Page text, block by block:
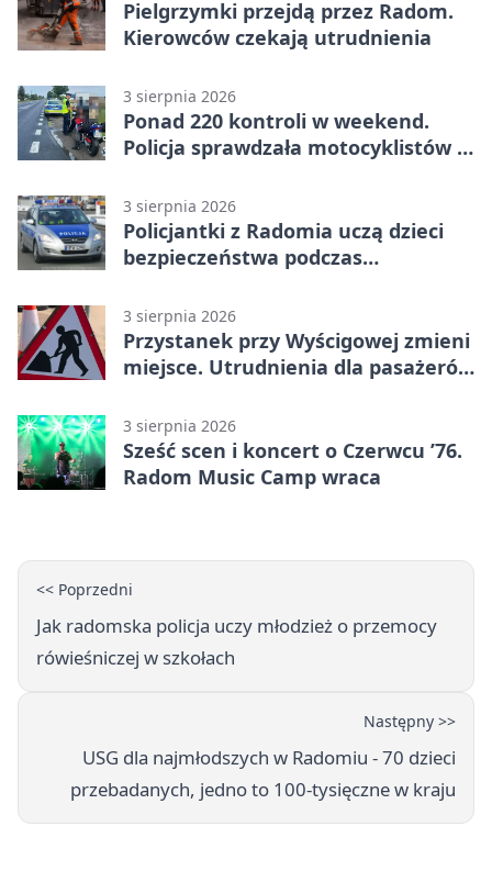
Pielgrzymki przejdą przez Radom.
Kierowców czekają utrudnienia
3 sierpnia 2026
Ponad 220 kontroli w weekend.
Policja sprawdzała motocyklistów w
3 sierpnia 2026
Policjantki z Radomia uczą dzieci
bezpieczeństwa podczas
3 sierpnia 2026
Przystanek przy Wyścigowej zmieni
miejsce. Utrudnienia dla pasażerów
3 sierpnia 2026
Sześć scen i koncert o Czerwcu ’76.
Radom Music Camp wraca
<< Poprzedni
Jak radomska policja uczy młodzież o przemocy
rówieśniczej w szkołach
Następny >>
USG dla najmłodszych w Radomiu - 70 dzieci
przebadanych, jedno to 100-tysięczne w kraju